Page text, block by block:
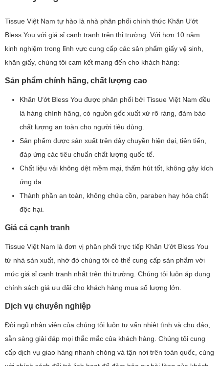
Tissue Việt Nam tự hào là nhà phân phối chính thức Khăn Ướt
Bless You với giá sỉ cạnh tranh trên thị trường. Với hơn 10 năm
kinh nghiệm trong lĩnh vực cung cấp các sản phẩm giấy vệ sinh,
khăn giấy, chúng tôi cam kết mang đến cho khách hàng:
Sản phẩm chính hãng, chất lượng cao
Khăn Ướt Bless You được phân phối bởi Tissue Việt Nam đều
là hàng chính hãng, có nguồn gốc xuất xứ rõ ràng, đảm bảo
chất lượng an toàn cho người tiêu dùng.
Sản phẩm được sản xuất trên dây chuyền hiện đại, tiên tiến,
đáp ứng các tiêu chuẩn chất lượng quốc tế.
Chất liệu vải không dệt mềm mại, thấm hút tốt, không gây kích
ứng da.
Thành phần an toàn, không chứa cồn, paraben hay hóa chất
độc hại.
Giá cả cạnh tranh
Tissue Việt Nam là đơn vị phân phối trực tiếp Khăn Ướt Bless You
từ nhà sản xuất, nhờ đó chúng tôi có thể cung cấp sản phẩm với
mức giá sỉ cạnh tranh nhất trên thị trường. Chúng tôi luôn áp dụng
chính sách giá ưu đãi cho khách hàng mua số lượng lớn.
Dịch vụ chuyên nghiệp
Đội ngũ nhân viên của chúng tôi luôn tư vấn nhiệt tình và chu đáo,
sẵn sàng giải đáp mọi thắc mắc của khách hàng. Chúng tôi cung
cấp dịch vụ giao hàng nhanh chóng và tận nơi trên toàn quốc, cùng